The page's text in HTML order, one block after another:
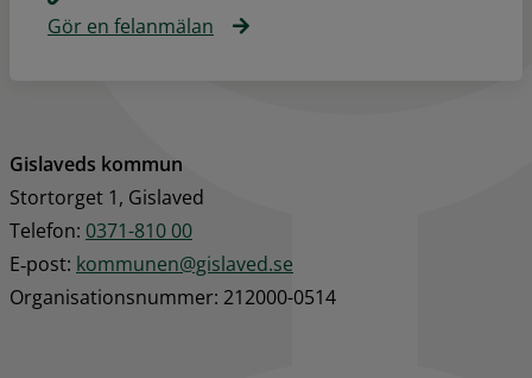
Gör en felanmälan
Gislaveds kommun
Stortorget 1, Gislaved
Telefon: 0371-810 00
E‑post: kommunen@gislaved.se
Organisationsnummer: 212000-0514